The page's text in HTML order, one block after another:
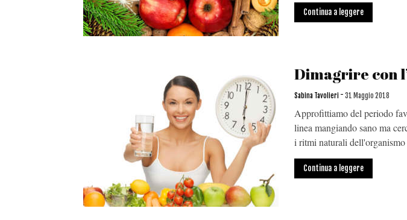
Continua a leggere
Dimagrire con
Sabina Tavolieri - 31 Maggio 2018
Approfittiamo del periodo
linea mangiando sano ma
i ritmi naturali dell'organismo
Continua a leggere